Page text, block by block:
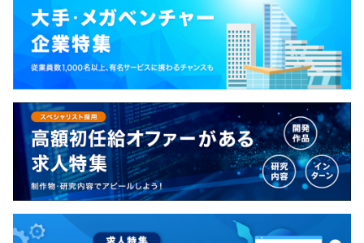
ー 1,000円／月
基本情報技術者 5,000円／月
応用情報技術者 10,000円／月 等
◆IT関連の資格等、会社が推奨する資格を受験する場合、
合否に関わらず受験費用2回まで会社が負担、学習用テ
キスト貸出等の支援をしています。
その他の資格については、会社説明会や面接時にお尋ね
ください。
メンター制度の有無
あり